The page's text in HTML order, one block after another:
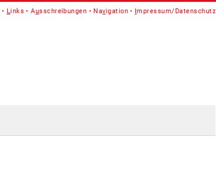
Links Ausschreibungen Navigation Impressum/Datenschutz